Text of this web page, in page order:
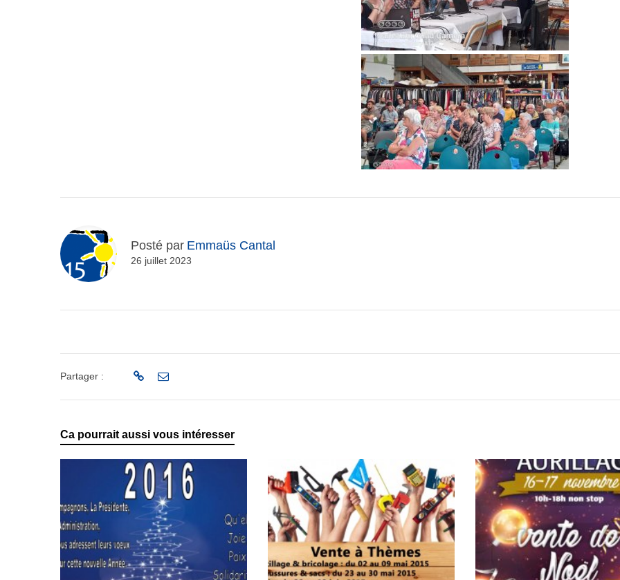
Posté par Emmaüs Cantal
26 juillet 2023
Partager :
Ca pourrait aussi vous intéresser